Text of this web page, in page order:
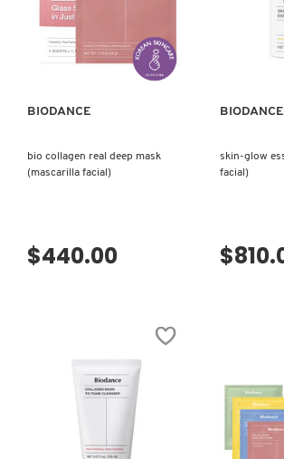
ICONIC LONDON
ILIA
INNISFREE
JEAN PAUL GAULTIER
JULIETTE HAS A GUN
VISTA RÁPIDA
BIODANCE
bio collagen real deep mask
(mascarilla facial)
$440.00
BIODANCE
skin-glow
facial)